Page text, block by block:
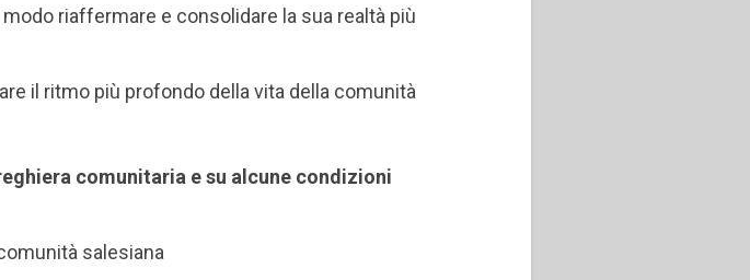
modo riaffermare e consolidare la sua realtà più
il ritmo più profondo della vita della comunità
comunitaria e su alcune condizioni
salesiana